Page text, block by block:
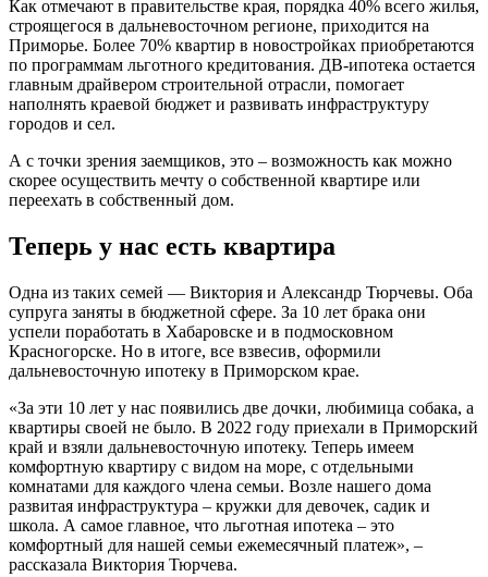
Как отмечают в правительстве края, порядка 40% всего жилья,
строящегося в дальневосточном регионе, приходится на
Приморье. Более 70% квартир в новостройках приобретаются
по программам льготного кредитования. ДВ-ипотека остается
главным драйвером строительной отрасли, помогает
наполнять краевой бюджет и развивать инфраструктуру
городов и сел.
А с точки зрения заемщиков, это – возможность как можно
скорее осуществить мечту о собственной квартире или
переехать в собственный дом.
Теперь у нас есть квартира
Одна из таких семей — Виктория и Александр Тюрчевы. Оба
супруга заняты в бюджетной сфере. За 10 лет брака они
успели поработать в Хабаровске и в подмосковном
Красногорске. Но в итоге, все взвесив, оформили
дальневосточную ипотеку в Приморском крае.
«За эти 10 лет у нас появились две дочки, любимица собака, а
квартиры своей не было. В 2022 году приехали в Приморский
край и взяли дальневосточную ипотеку. Теперь имеем
комфортную квартиру с видом на море, с отдельными
комнатами для каждого члена семьи. Возле нашего дома
развитая инфраструктура – кружки для девочек, садик и
школа. А самое главное, что льготная ипотека – это
комфортный для нашей семьи ежемесячный платеж», –
рассказала Виктория Тюрчева.